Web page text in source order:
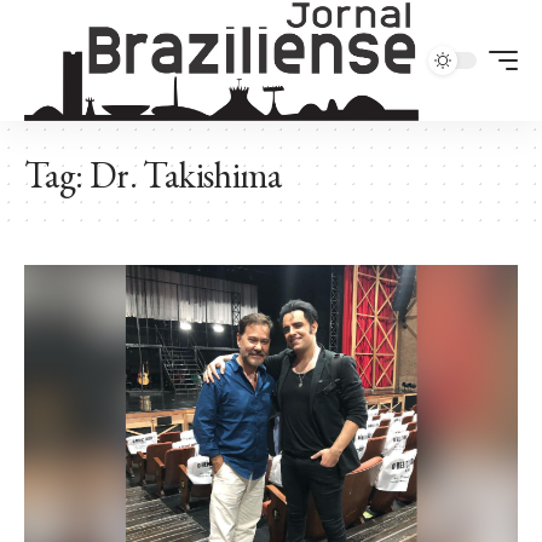
Tag:Dr. Takishima